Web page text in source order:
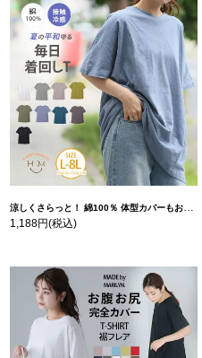
涼しくさらっと！ 綿100％ 体型カバーもお洒落も叶える 風合いコットン ゆるシルエット ドルマン | 大きいサイズの通販ならハッピーマリリン
1,188円(税込)